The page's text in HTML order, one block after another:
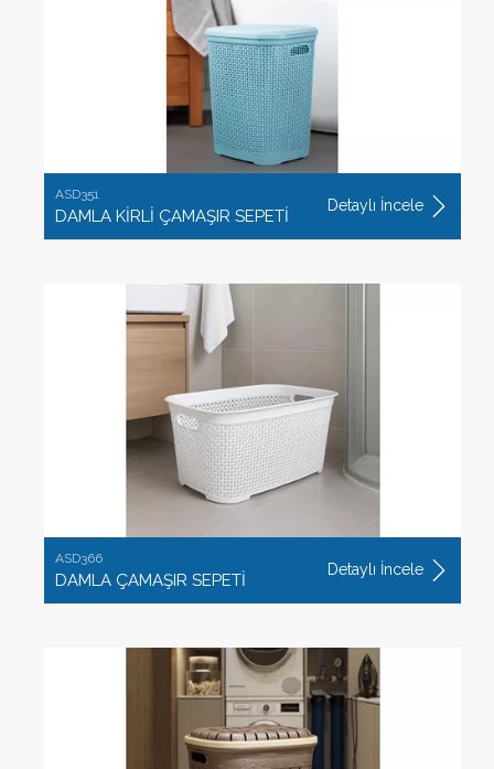
ASD351
DAMLA KİRLİ ÇAMAŞIR SEPETİ
Detaylı İncele
ASD366
DAMLA ÇAMAŞIR SEPETİ
Detaylı İncele